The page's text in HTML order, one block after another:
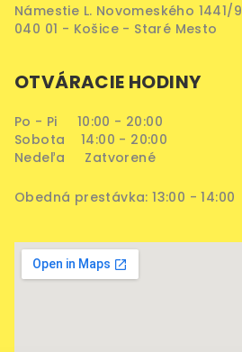
Námestie L. Novomeského 1441/9
040 01 - Košice - Staré Mesto
OTVÁRACIE HODINY
Po - Pi 10:00 - 20:00
Sobota 14:00 - 20:00
Nedeľa Zatvorené
Obedná prestávka: 13:00 - 14:00